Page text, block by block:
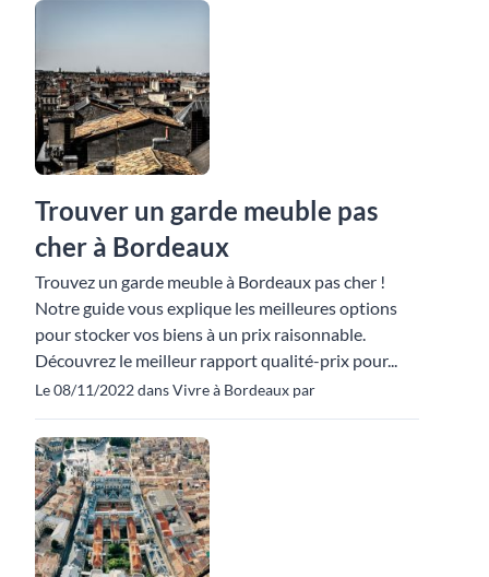
Trouver un garde meuble pas
cher à Bordeaux
Trouvez un garde meuble à Bordeaux pas cher !
Notre guide vous explique les meilleures options
pour stocker vos biens à un prix raisonnable.
Découvrez le meilleur rapport qualité-prix pour...
Le 08/11/2022 dans Vivre à Bordeaux par